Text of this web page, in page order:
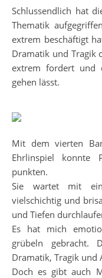
Schlussendlich hat
Thematik
extrem beschäftigt
Dramatik und Tragik
extrem fordert und
gehen lässt.
Mit dem vierten
Ehrlinspiel konnte
punkten.
Sie wartet mit
vielschichtig und
und Tiefen
Es hat mich
grübeln gebracht.
Dramatik, Tragik und
Doch es gibt auch